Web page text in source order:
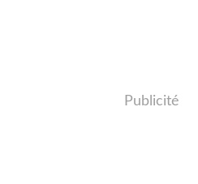
Publicité